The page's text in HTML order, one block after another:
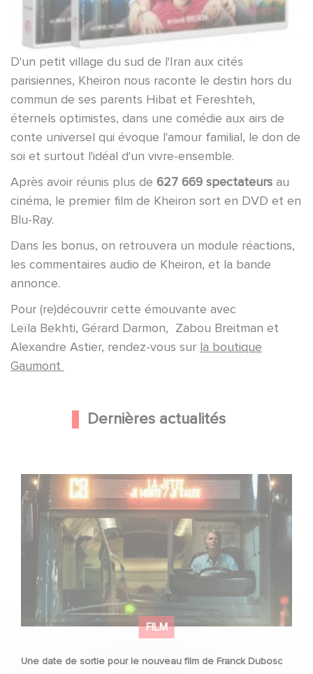
D'un petit village du sud de l'Iran aux cités
parisiennes, Kheiron nous raconte le destin hors du
commun de ses parents Hibat et Fereshteh,
éternels optimistes, dans une comédie aux airs de
conte universel qui évoque l'amour familial, le don de
soi et surtout l'idéal d'un vivre-ensemble.
Après avoir réunis plus de 627 669 spectateurs au
cinéma, le premier film de Kheiron sort en DVD et en
Blu-Ray.
Dans les bonus, on retrouvera un module réactions,
les commentaires audio de Kheiron, et la bande
annonce.
Pour (re)découvrir cette émouvante avec
Leïla Bekhti, Gérard Darmon, Zabou Breitman et
Alexandre Astier, rendez-vous sur la boutique
Gaumont
Dernières actualités
FILM
Une date de sortie pour le nouveau film de Franck Dubosc
Une date de sortie pour le nouveau film de Franck
Dubosc